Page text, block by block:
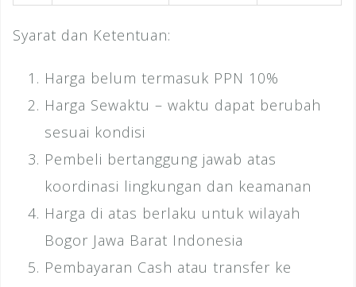
Syarat dan Ketentuan:
Harga belum termasuk PPN 10%
Harga Sewaktu – waktu dapat berubah
sesuai kondisi
Pembeli bertanggung jawab atas
koordinasi lingkungan dan keamanan
Harga di atas berlaku untuk wilayah
Bogor Jawa Barat Indonesia
Pembayaran Cash atau transfer ke